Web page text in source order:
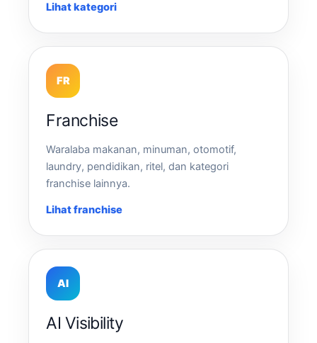
Lihat kategori
FR
Franchise
Waralaba makanan, minuman, otomotif,
laundry, pendidikan, ritel, dan kategori
franchise lainnya.
Lihat franchise
AI
AI Visibility